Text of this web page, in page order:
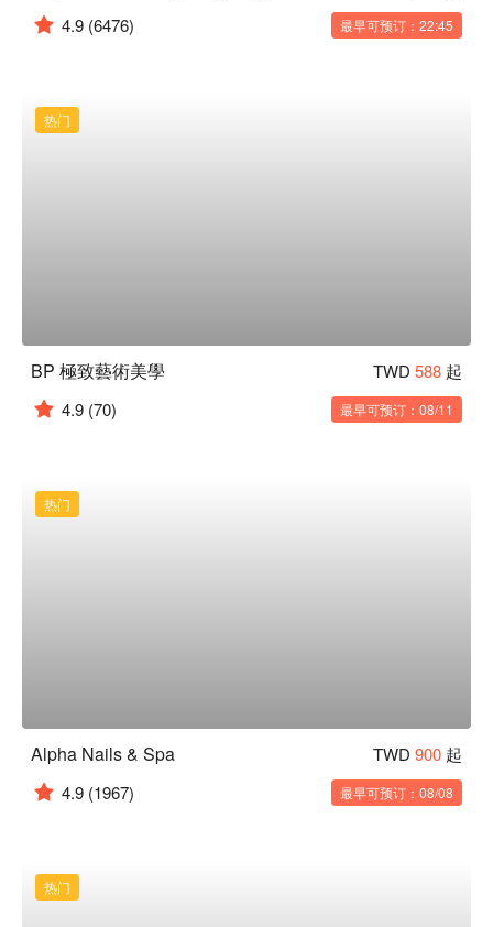
4.9 (6476) 最早可预订：22:45
热门
BP 極致藝術美學 TWD 588 起
4.9 (70) 最早可预订：08/11
热门
Alpha Nails & Spa TWD 900 起
4.9 (1967) 最早可预订：08/08
热门